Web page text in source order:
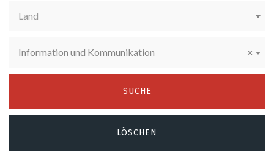
Land
×
Information und Kommunikation